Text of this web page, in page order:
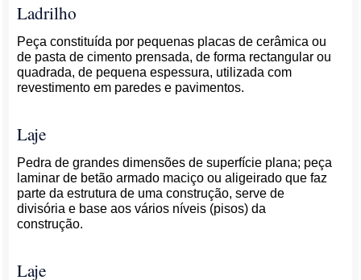
Ladrilho
Peça constituída por pequenas placas de cerâmica ou
de pasta de cimento prensada, de forma rectangular ou
quadrada, de pequena espessura, utilizada com
revestimento em paredes e pavimentos.
Laje
Pedra de grandes dimensões de superfície plana; peça
laminar de betão armado maciço ou aligeirado que faz
parte da estrutura de uma construção, serve de
divisória e base aos vários níveis (pisos) da
construção.
Laje